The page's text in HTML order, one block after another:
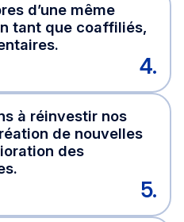
d’une même
tant que coaffiliés,
4.
à réinvestir nos
de nouvelles
des
5.